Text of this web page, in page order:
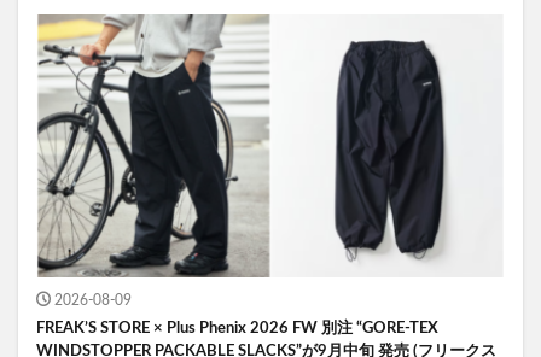
2026-08-09
FREAK’S STORE × Plus Phenix 2026 FW 別注 “GORE-TEX
WINDSTOPPER PACKABLE SLACKS”が9月中旬 発売 (フリークス